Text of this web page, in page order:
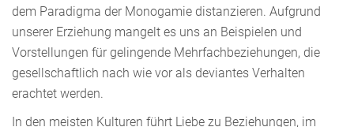
dem Paradigma der Monogamie distanzieren. Aufgrund
unserer Erziehung mangelt es uns an Beispielen und
Vorstellungen für gelingende Mehrfachbeziehungen, die
gesellschaftlich nach wie vor als deviantes Verhalten
erachtet werden.
In den meisten Kulturen führt Liebe zu Beziehungen, im